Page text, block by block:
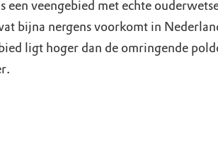
een veengebied met echte
bijna nergens voorkomt in
ligt hoger dan de omringende